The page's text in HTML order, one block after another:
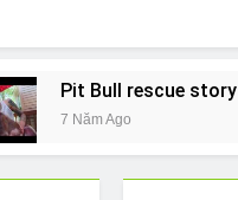
Pit Bull rescue story
7 Năm Ago